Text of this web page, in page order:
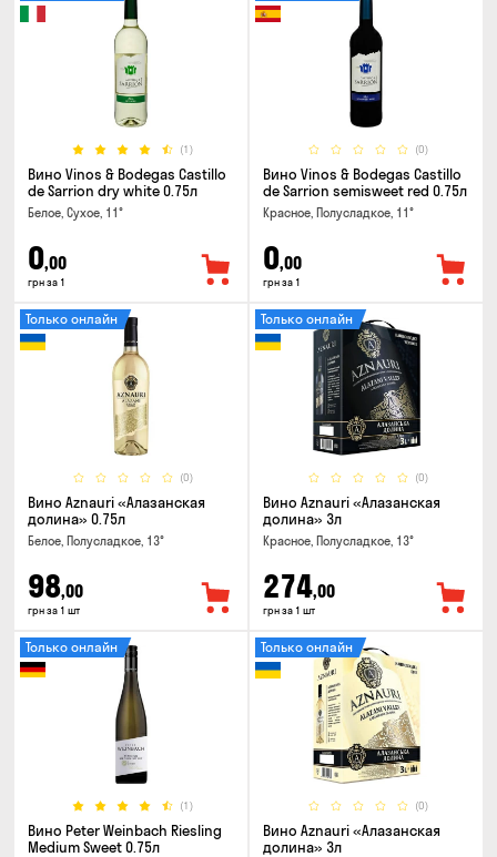
(1)
Вино Vinos & Bodegas Castillo
de Sarrion dry white 0.75л
Белое, Сухое, 11°
0,00
грн за 1
(0)
Вино Vinos & Bodegas Castillo
de Sarrion semisweet red 0.75л
Красное, Полусладкое, 11°
0,00
грн за 1
(0)
Только онлайн
Вино Aznauri «Алазанская
долина» 0.75л
Белое, Полусладкое, 13°
98,00
грн за 1 шт
(0)
Только онлайн
Вино Aznauri «Алазанская
долина» 3л
Красное, Полусладкое, 13°
274,00
грн за 1 шт
(1)
Только онлайн
Вино Peter Weinbach Riesling
Medium Sweet 0.75л
(0)
Только онлайн
Вино Aznauri «Алазанская
долина» 3л